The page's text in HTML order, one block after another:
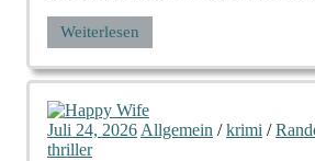
Weiterlesen
Juli 24, 2026Allgemein /krimi /
thriller